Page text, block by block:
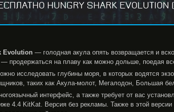
HUNGRY SHARK EVOLUTION
Evolution — голодная акула опять возвращается и
— продержаться на плаву как можно дольше, поедая
исследовать глубины моря, в которых водятся
таких как Акула-молот, Мегалодон, Большая
интерфейс, а также требует от вас
4.4 KitKat. Версия без рекламы. Также в этой версии